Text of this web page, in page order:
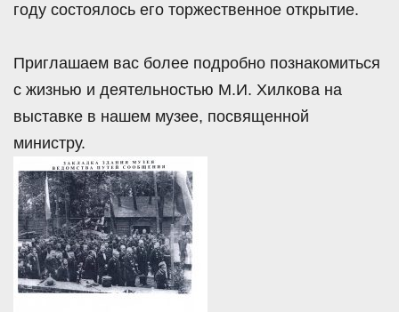
году состоялось его торжественное открытие.
Приглашаем вас более подробно познакомиться
с жизнью и деятельностью М.И. Хилкова на
выставке в нашем музее, посвященной
министру.